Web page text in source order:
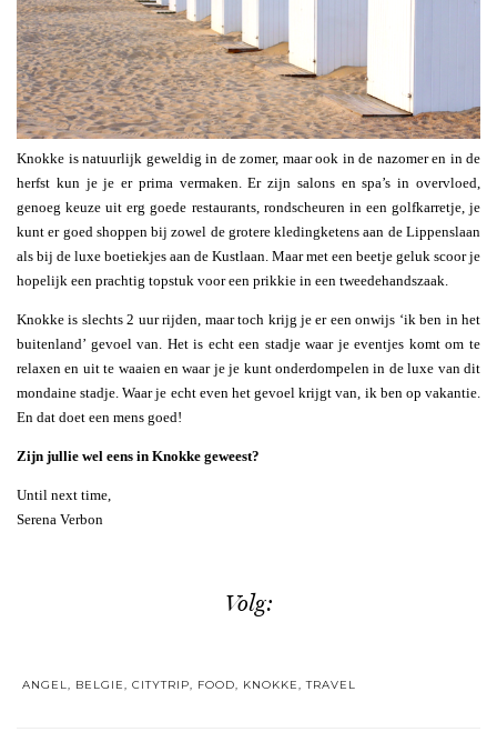
Knokke is natuurlijk geweldig in de zomer, maar ook in de nazomer en in de
herfst kun je je er prima vermaken. Er zijn salons en spa’s in overvloed,
genoeg keuze uit erg goede restaurants, rondscheuren in een golfkarretje, je
kunt er goed shoppen bij zowel de grotere kledingketens aan de Lippenslaan
als bij de luxe boetiekjes aan de Kustlaan. Maar met een beetje geluk scoor je
hopelijk een prachtig topstuk voor een prikkie in een tweedehandszaak.
Knokke is slechts 2 uur rijden, maar toch krijg je er een onwijs ‘ik ben in het
buitenland’ gevoel van. Het is echt een stadje waar je eventjes komt om te
relaxen en uit te waaien en waar je je kunt onderdompelen in de luxe van dit
mondaine stadje. Waar je echt even het gevoel krijgt van, ik ben op vakantie.
En dat doet een mens goed!
Zijn jullie wel eens in Knokke geweest?
Until next time,
Serena Verbon
Volg:
ANGEL BELGIE CITYTRIP FOOD KNOKKE ,TRAVEL